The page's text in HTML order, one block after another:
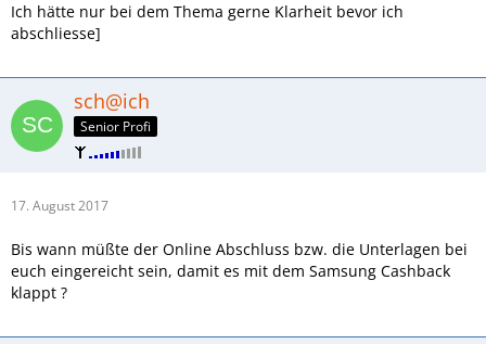
Ich hätte nur bei dem Thema gerne Klarheit bevor ich
abschliesse]
sch@ich
Senior Profi
17. August 2017
Bis wann müßte der Online Abschluss bzw. die Unterlagen bei
euch eingereicht sein, damit es mit dem Samsung Cashback
klappt ?